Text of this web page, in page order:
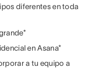
diferentes en toda
en Asana*
a tu equipo a